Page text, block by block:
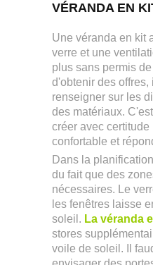
VÉRANDA EN
Une véranda en kit
verre et une
plus sans permis
d'obtenir des offres,
renseigner sur les
des matériaux.
créer avec
confortable et
Dans la
du fait que des
nécessaires. Le
les fenêtres laisse
soleil. La véranda
stores
voile de soleil. Il